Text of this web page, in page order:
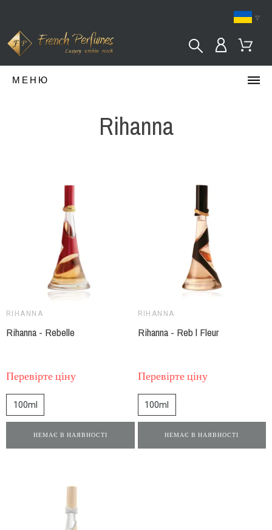
МЕНЮ
Rihanna
RIHANNA
Rihanna - Rebelle
Перевірте ціну
100ml
НЕМАЄ В НАЯВНОСТІ
RIHANNA
Rihanna - Reb l Fleur
Перевірте ціну
100ml
НЕМАЄ В НАЯВНОСТІ
▿